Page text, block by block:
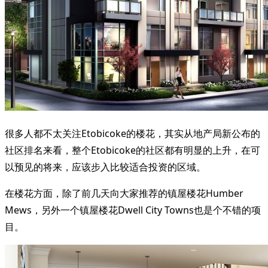
很多人都不太关注Etobicoke的楼花，其实从地产局新公布的
社区排名来看，整个Etobicoke的社区都有明显的上升，在可
以预见的将来，应该步入比较适合投资的区域。
在楼花方面，除了前几天向大家推荐的镇屋楼花Humber
Mews，另外一个镇屋楼花Dwell City Towns也是个不错的项
目。